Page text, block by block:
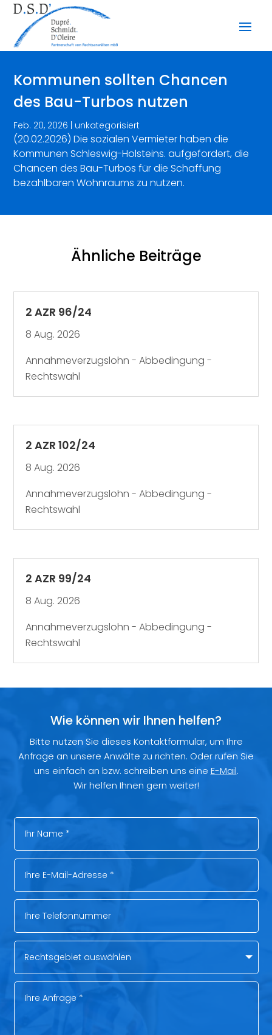
Kommunen sollten Chancen
des Bau-Turbos nutzen
Feb. 20, 2026 | unkategorisiert
(20.02.2026) Die sozialen Vermieter haben die
Kommunen Schleswig-Holsteins. aufgefordert, die
Chancen des Bau-Turbos für die Schaffung
bezahlbaren Wohnraums zu nutzen.
Ähnliche Beiträge
2 AZR 96/24
8 Aug. 2026
Annahmeverzugslohn - Abbedingung -
Rechtswahl
2 AZR 102/24
8 Aug. 2026
Annahmeverzugslohn - Abbedingung -
Rechtswahl
2 AZR 99/24
8 Aug. 2026
Annahmeverzugslohn - Abbedingung -
Rechtswahl
Wie können wir Ihnen helfen?
Bitte nutzen Sie dieses Kontaktformular, um Ihre
Anfrage an unsere Anwälte zu richten. Oder rufen Sie
uns einfach an bzw. schreiben uns eine E-Mail.
Wir helfen Ihnen gern weiter!